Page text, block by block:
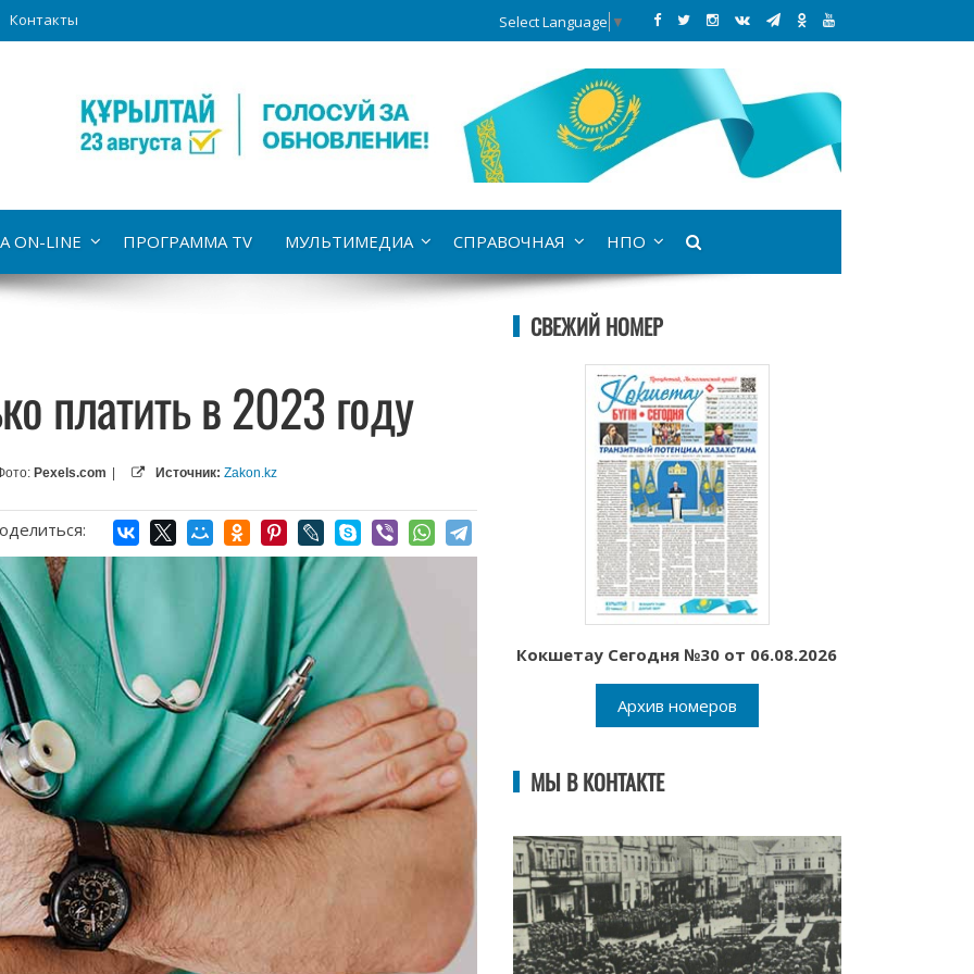
Контакты Select Language ▼
ON-LINE ПРОГРАММА TV МУЛЬТИМЕДИА СПРАВОЧНАЯ НПО
платить в 2023 году
Pexels.com | Источник: Zakon.kz
СВЕЖИЙ НОМЕР
Кокшетау Сегодня №30 от 06.08.2026
Архив номеров
МЫ В КОНТАКТЕ